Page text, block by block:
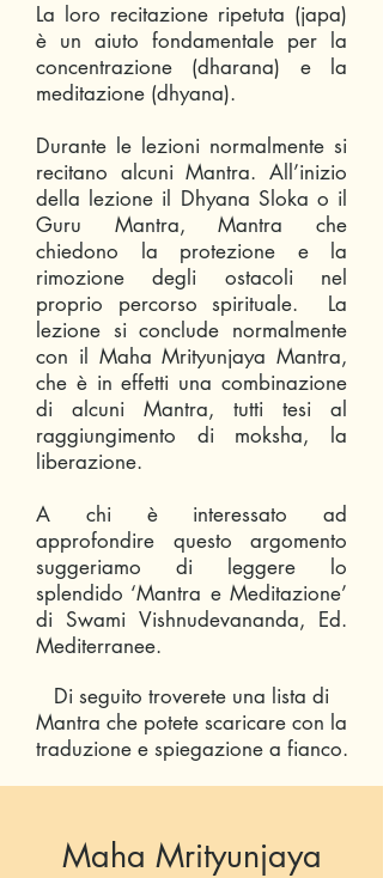
La loro recitazione ripetuta (japa)
è un aiuto fondamentale per la
concentrazione (dharana) e la
meditazione (dhyana).
Durante le lezioni normalmente si
recitano alcuni Mantra. All’inizio
della lezione il Dhyana Sloka o il
Guru Mantra, Mantra che
chiedono la protezione e la
rimozione degli ostacoli nel
proprio percorso spirituale. La
lezione si conclude normalmente
con il Maha Mrityunjaya Mantra,
che è in effetti una combinazione
di alcuni Mantra, tutti tesi al
raggiungimento di moksha, la
liberazione.
A chi è interessato ad
approfondire questo argomento
suggeriamo di leggere lo
splendido ‘Mantra e Meditazione’
di Swami Vishnudevananda, Ed.
Mediterranee.
Di seguito troverete una lista di
Mantra che potete scaricare con la
traduzione e spiegazione a fianco.
Maha Mrityunjaya